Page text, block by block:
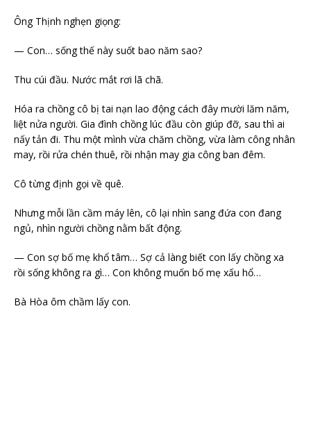
Ông Thịnh nghẹn giọng:
— Con… sống thế này suốt bao năm sao?
Thu cúi đầu. Nước mắt rơi lã chã.
Hóa ra chồng cô bị tai nạn lao động cách đây mười lăm năm,
liệt nửa người. Gia đình chồng lúc đầu còn giúp đỡ, sau thì ai
nấy tản đi. Thu một mình vừa chăm chồng, vừa làm công nhân
may, rồi rửa chén thuê, rồi nhận may gia công ban đêm.
Cô từng định gọi về quê.
Nhưng mỗi lần cầm máy lên, cô lại nhìn sang đứa con đang
ngủ, nhìn người chồng nằm bất động.
— Con sợ bố mẹ khổ tâm… Sợ cả làng biết con lấy chồng xa
rồi sống không ra gì… Con không muốn bố mẹ xấu hổ…
Bà Hòa ôm chầm lấy con.